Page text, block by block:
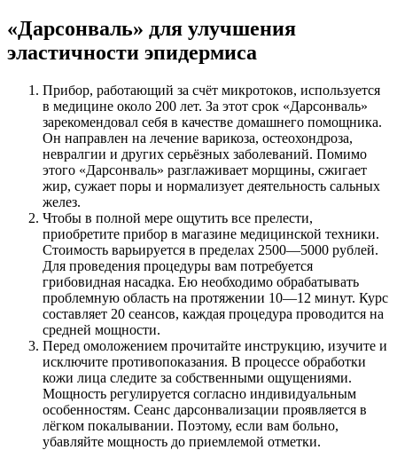
«Дарсонваль» для улучшения
эластичности эпидермиса
Прибор, работающий за счёт микротоков, используется
в медицине около 200 лет. За этот срок «Дарсонваль»
зарекомендовал себя в качестве домашнего помощника.
Он направлен на лечение варикоза, остеохондроза,
невралгии и других серьёзных заболеваний. Помимо
этого «Дарсонваль» разглаживает морщины, сжигает
жир, сужает поры и нормализует деятельность сальных
желез.
Чтобы в полной мере ощутить все прелести,
приобретите прибор в магазине медицинской техники.
Стоимость варьируется в пределах 2500—5000 рублей.
Для проведения процедуры вам потребуется
грибовидная насадка. Ею необходимо обрабатывать
проблемную область на протяжении 10—12 минут. Курс
составляет 20 сеансов, каждая процедура проводится на
средней мощности.
Перед омоложением прочитайте инструкцию, изучите и
исключите противопоказания. В процессе обработки
кожи лица следите за собственными ощущениями.
Мощность регулируется согласно индивидуальным
особенностям. Сеанс дарсонвализации проявляется в
лёгком покалывании. Поэтому, если вам больно,
убавляйте мощность до приемлемой отметки.